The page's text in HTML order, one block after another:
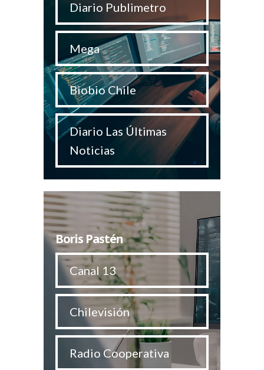
Diario Publimetro
Mega
Biobio Chile
Diario Las Últimas
Noticias
Boris Pastén
Canal 13
Chilevisión
Radio Cooperativa